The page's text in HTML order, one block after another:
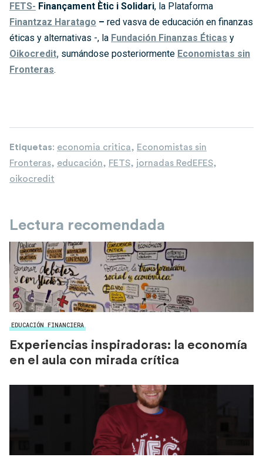
FETS- Finançament Ètic i Solidari, la Plataforma
Finantzaz Haratago – red vasva de educación en finanzas
éticas y alternativas -, la Fundación Finanzas Éticas y
Oikocredit, sumándose posteriormente Economistas sin
Fronteras.
Etiquetas: economia critica, Economistas sin
Fronteras, educación, FETS, jornadas RedEFES,
oikocredit
Lectura recomendada
EDUCACIÓN FINANCIERA
Experiencias inspiradoras: la economía
en el aula con mirada crítica